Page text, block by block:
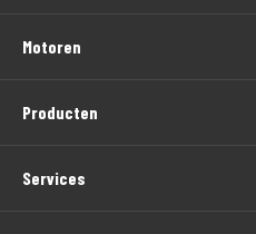
Motoren
Producten
Services